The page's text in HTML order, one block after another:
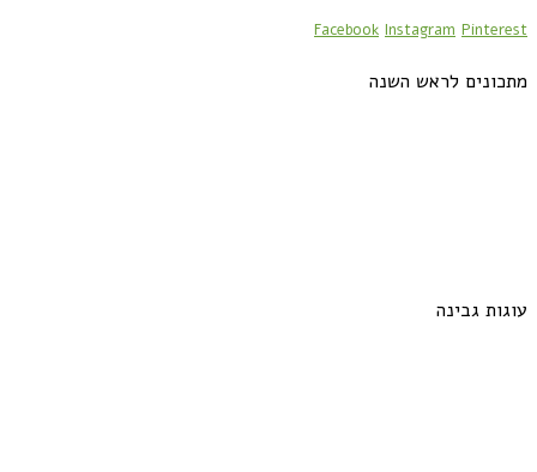
Facebook Instagram Pinterest
מתכונים לראש השנה
עוגות גבינה